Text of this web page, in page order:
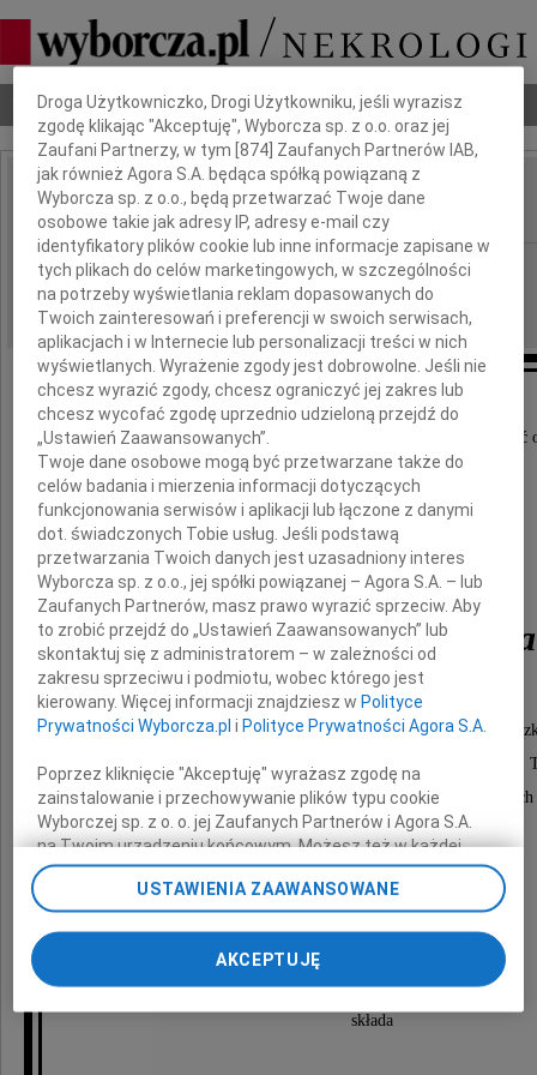
Nekrologi Odeszli Poradnik pogrzebowy
IMIĘ I NAZWISKO: Władysław Ciastoń
REGION: Kraków
DATA EMISJI: 28.05.2025
Z ogromnym żalem i smutkiem przyjęliśmy wiadomość
Władysława Ciastonia
Honorowego Wiceprezesa Zarządu Głównego Polskiego
wieloletniego Wiceprezesa Zarządu Głównego PZM ds.
i Przewodniczącego Głównej Komisji Sportów
Wyrazy najgłębszego żalu i współczucia
Rodzinie i Bliskim Zmarłego
składa
Dbamy o Twoją prywatność
Droga Użytkowniczko, Drogi Użytkowniku, jeśli wyrazisz
zgodę klikając "Akceptuję", Wyborcza sp. z o.o. oraz jej
Zaufani Partnerzy, w tym [874 ] Zaufanych Partnerów IAB,
jak również Agora S.A. będąca spółką powiązaną z
Wyborcza sp. z o.o., będą przetwarzać Twoje dane
osobowe takie jak adresy IP, adresy e-mail czy
identyfikatory plików cookie lub inne informacje zapisane w
tych plikach do celów marketingowych, w szczególności
na potrzeby wyświetlania reklam dopasowanych do
Twoich zainteresowań i preferencji w swoich serwisach,
aplikacjach i w Internecie lub personalizacji treści w nich
wyświetlanych. Wyrażenie zgody jest dobrowolne. Jeśli nie
chcesz wyrazić zgody, chcesz ograniczyć jej zakres lub
chcesz wycofać zgodę uprzednio udzieloną przejdź do
„Ustawień Zaawansowanych”.
Twoje dane osobowe mogą być przetwarzane także do
celów badania i mierzenia informacji dotyczących
funkcjonowania serwisów i aplikacji lub łączone z danymi
dot. świadczonych Tobie usług. Jeśli podstawą
przetwarzania Twoich danych jest uzasadniony interes
Wyborcza sp. z o.o., jej spółki powiązanej – Agora S.A. – lub
Zaufanych Partnerów, masz prawo wyrazić sprzeciw. Aby
to zrobić przejdź do „Ustawień Zaawansowanych” lub
skontaktuj się z administratorem – w zależności od
zakresu sprzeciwu i podmiotu, wobec którego jest
kierowany. Więcej informacji znajdziesz w Polityce
Prywatności Wyborcza.pl i Polityce Prywatności Agora S.A.
Poprzez kliknięcie "Akceptuję" wyrażasz zgodę na
zainstalowanie i przechowywanie plików typu cookie
Wyborczej sp. z o. o. jej Zaufanych Partnerów i Agora S.A.
na Twoim urządzeniu końcowym. Możesz też w każdej
chwili zmienić swoje preferencje dot. plików cookie,
ponownie wywołując narzędzie do zarządzania Twoimi
preferencjami dot. przetwarzania danych poprzez
odnośnik „Ustawienia prywatności” w stopce serwisu i
przechodząc do sekcji „Ustawienia zaawansowane”.
Zmiana ustawień plików cookie możliwa jest także za
pomocą ustawień przeglądarki.
USTAWIENIA ZAAWANSOWANE
AKCEPTUJĘ